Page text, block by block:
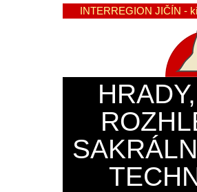
INTERREGION JIČÍN -